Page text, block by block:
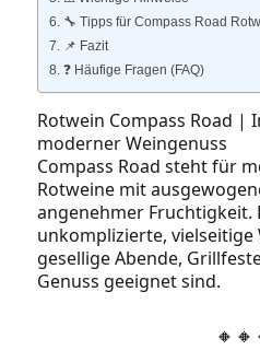
🔧 Tipps für Compass Road
📌 Fazit
❓ Häufige Fragen (FAQ)
Rotwein Compass Road |
moderner Weingenuss
Compass Road steht für
Rotweine mit
angenehmer Fruchtigkeit.
unkomplizierte, vielseitige
gesellige Abende,
Genuss geeignet sind.